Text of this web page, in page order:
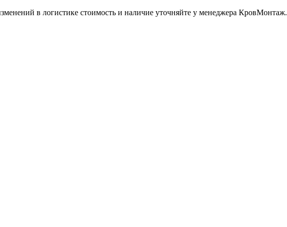
в логистике стоимость и наличие уточняйте у менеджера КровМонтаж.